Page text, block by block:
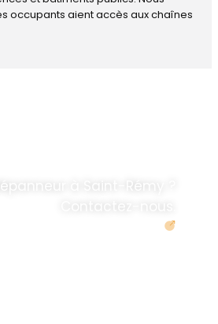
occupants aient accès aux chaînes
à Saint-Rémy ?